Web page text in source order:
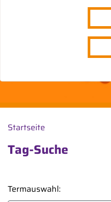
Startseite
Tag-Suche
Termauswahl: